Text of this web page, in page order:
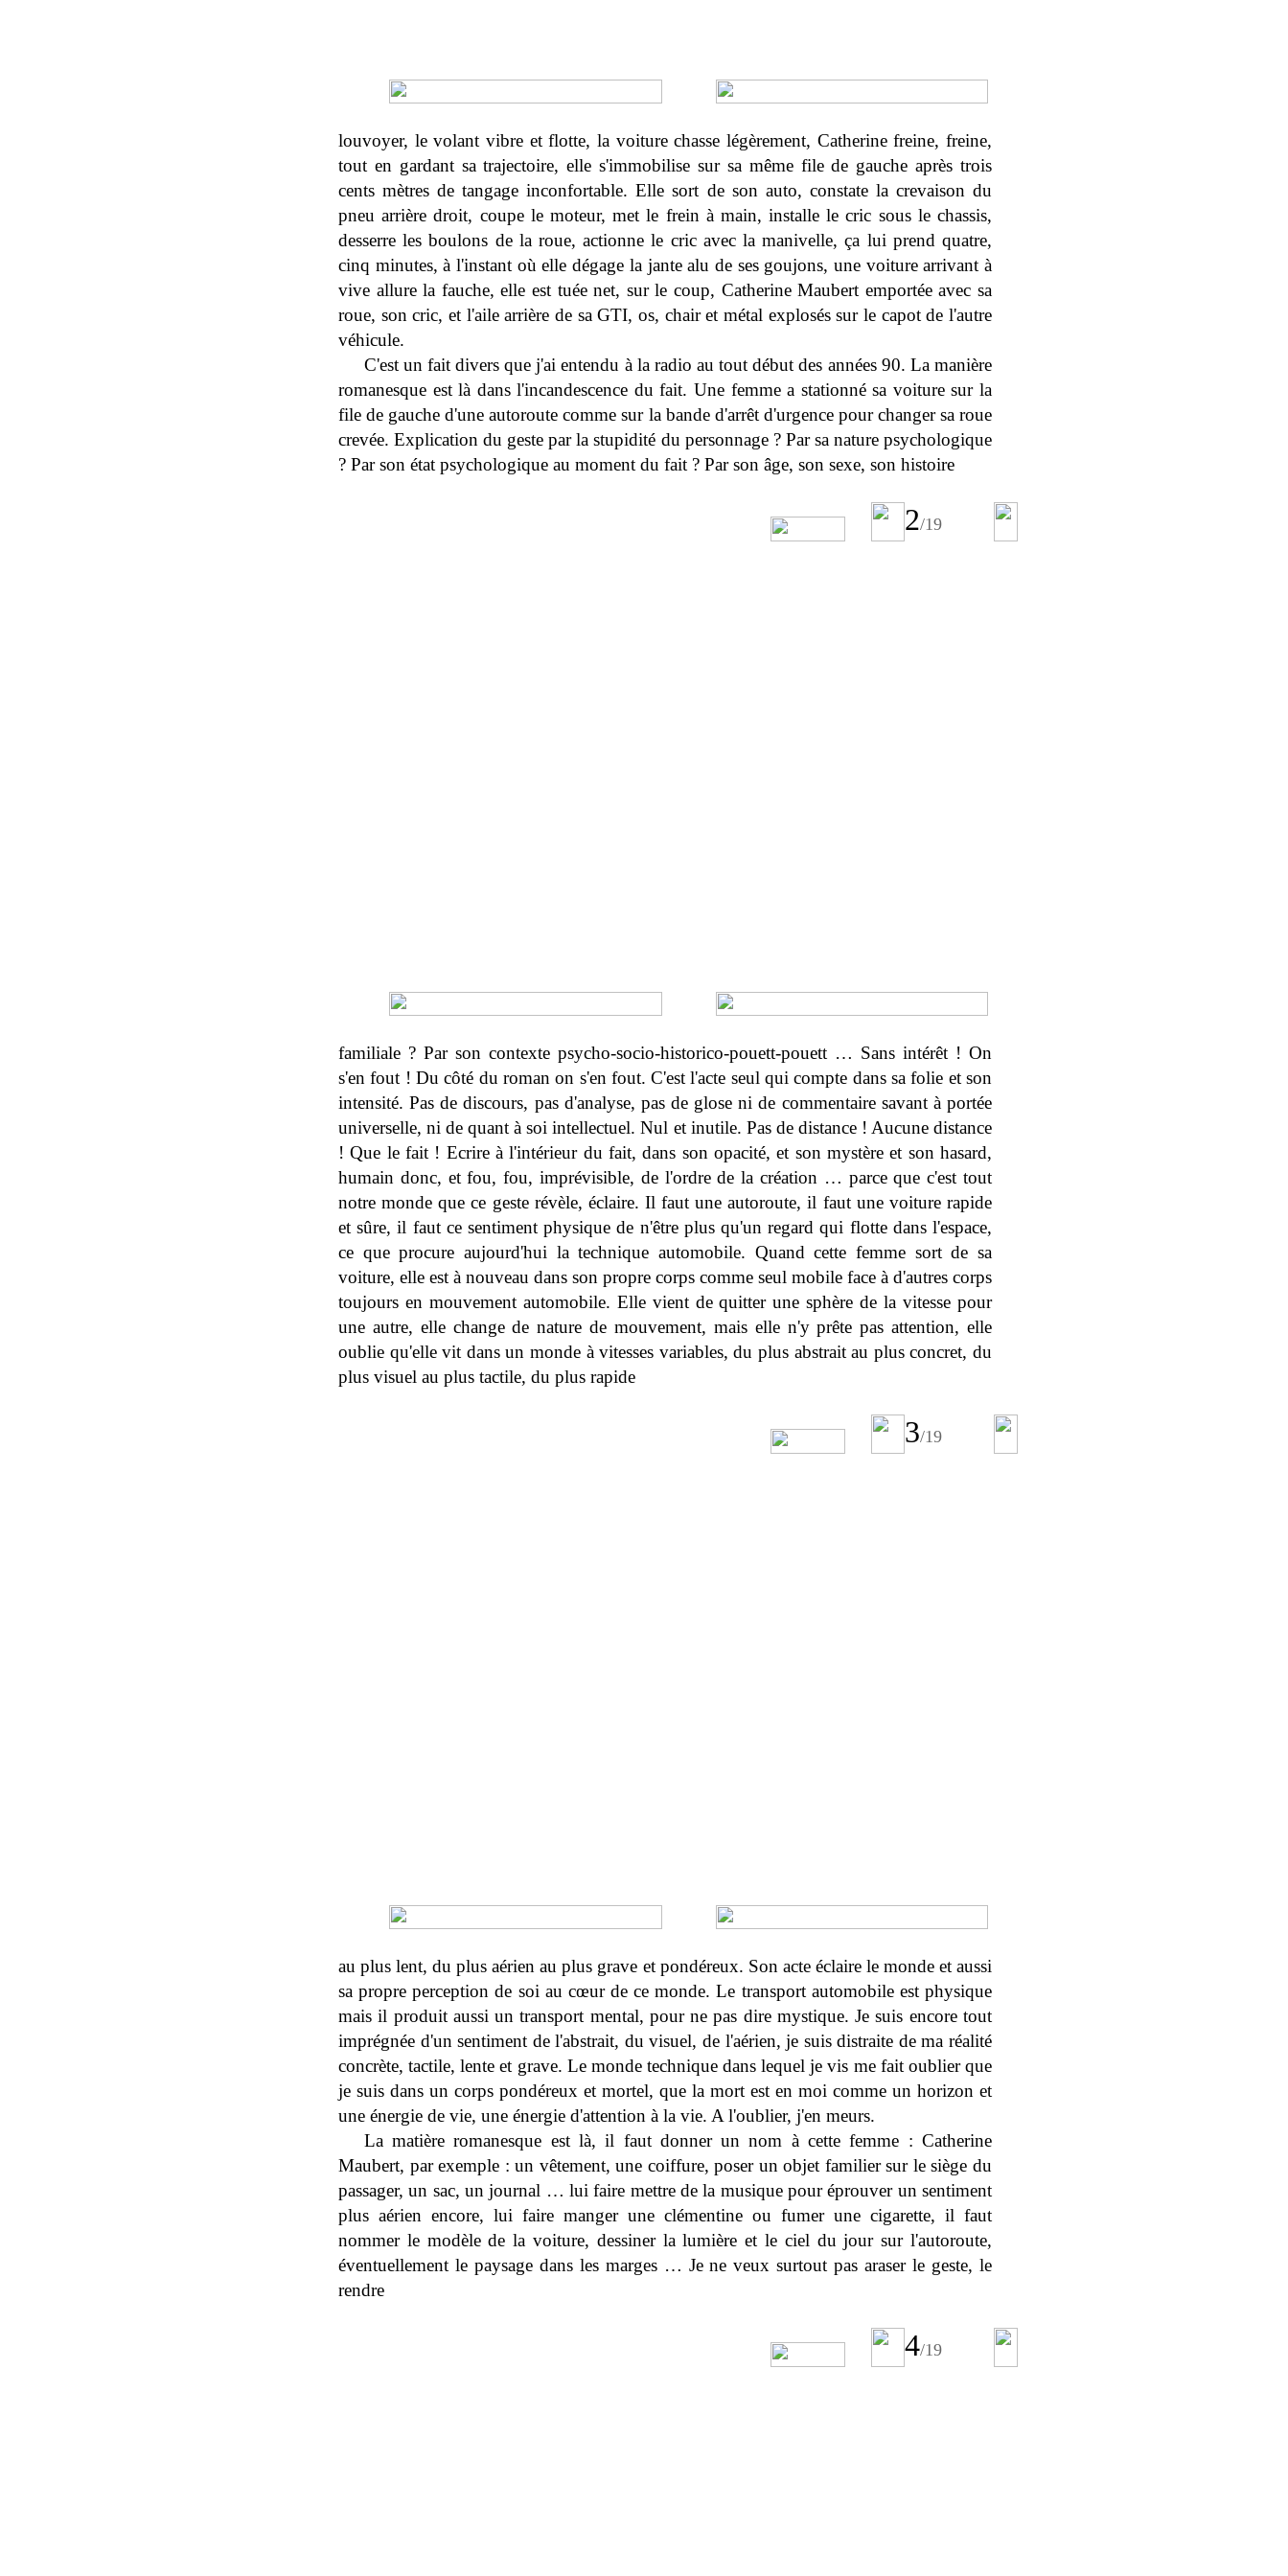
louvoyer, le volant vibre et flotte, la voiture chasse légèrement, Catherine freine, freine,
tout en gardant sa trajectoire, elle s'immobilise sur sa même file de gauche après trois
cents mètres de tangage inconfortable. Elle sort de son auto, constate la crevaison du
pneu arrière droit, coupe le moteur, met le frein à main, installe le cric sous le chassis,
desserre les boulons de la roue, actionne le cric avec la manivelle, ça lui prend quatre,
cinq minutes, à l'instant où elle dégage la jante alu de ses goujons, une voiture arrivant à
vive allure la fauche, elle est tuée net, sur le coup, Catherine Maubert emportée avec sa
roue, son cric, et l'aile arrière de sa GTI, os, chair et métal explosés sur le capot de l'autre
véhicule.
C'est un fait divers que j'ai entendu à la radio au tout début des années 90. La manière
romanesque est là dans l'incandescence du fait. Une femme a stationné sa voiture sur la
file de gauche d'une autoroute comme sur la bande d'arrêt d'urgence pour changer sa roue
crevée. Explication du geste par la stupidité du personnage ? Par sa nature psychologique
? Par son état psychologique au moment du fait ? Par son âge, son sexe, son histoire
2/19
familiale ? Par son contexte psycho-socio-historico-pouett-pouett … Sans intérêt ! On
s'en fout ! Du côté du roman on s'en fout. C'est l'acte seul qui compte dans sa folie et son
intensité. Pas de discours, pas d'analyse, pas de glose ni de commentaire savant à portée
universelle, ni de quant à soi intellectuel. Nul et inutile. Pas de distance ! Aucune distance
! Que le fait ! Ecrire à l'intérieur du fait, dans son opacité, et son mystère et son hasard,
humain donc, et fou, fou, imprévisible, de l'ordre de la création … parce que c'est tout
notre monde que ce geste révèle, éclaire. Il faut une autoroute, il faut une voiture rapide
et sûre, il faut ce sentiment physique de n'être plus qu'un regard qui flotte dans l'espace,
ce que procure aujourd'hui la technique automobile. Quand cette femme sort de sa
voiture, elle est à nouveau dans son propre corps comme seul mobile face à d'autres corps
toujours en mouvement automobile. Elle vient de quitter une sphère de la vitesse pour
une autre, elle change de nature de mouvement, mais elle n'y prête pas attention, elle
oublie qu'elle vit dans un monde à vitesses variables, du plus abstrait au plus concret, du
plus visuel au plus tactile, du plus rapide
3/19
au plus lent, du plus aérien au plus grave et pondéreux. Son acte éclaire le monde et aussi
sa propre perception de soi au cœur de ce monde. Le transport automobile est physique
mais il produit aussi un transport mental, pour ne pas dire mystique. Je suis encore tout
imprégnée d'un sentiment de l'abstrait, du visuel, de l'aérien, je suis distraite de ma réalité
concrète, tactile, lente et grave. Le monde technique dans lequel je vis me fait oublier que
je suis dans un corps pondéreux et mortel, que la mort est en moi comme un horizon et
une énergie de vie, une énergie d'attention à la vie. A l'oublier, j'en meurs.
La matière romanesque est là, il faut donner un nom à cette femme : Catherine
Maubert, par exemple : un vêtement, une coiffure, poser un objet familier sur le siège du
passager, un sac, un journal … lui faire mettre de la musique pour éprouver un sentiment
plus aérien encore, lui faire manger une clémentine ou fumer une cigarette, il faut
nommer le modèle de la voiture, dessiner la lumière et le ciel du jour sur l'autoroute,
éventuellement le paysage dans les marges … Je ne veux surtout pas araser le geste, le
rendre
4/19